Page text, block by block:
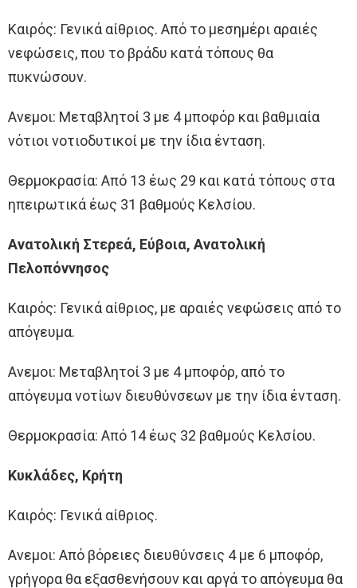
Καιρός: Γενικά αίθριος. Από το μεσημέρι αραιές
νεφώσεις, που το βράδυ κατά τόπους θα
πυκνώσουν.
Ανεμοι: Μεταβλητοί 3 με 4 μποφόρ και βαθμιαία
νότιοι νοτιοδυτικοί με την ίδια ένταση.
Θερμοκρασία: Από 13 έως 29 και κατά τόπους στα
ηπειρωτικά έως 31 βαθμούς Κελσίου.
Ανατολική Στερεά, Εύβοια, Ανατολική
Πελοπόννησος
Καιρός: Γενικά αίθριος, με αραιές νεφώσεις από το
απόγευμα.
Ανεμοι: Μεταβλητοί 3 με 4 μποφόρ, από το
απόγευμα νοτίων διευθύνσεων με την ίδια ένταση.
Θερμοκρασία: Από 14 έως 32 βαθμούς Κελσίου.
Κυκλάδες, Κρήτη
Καιρός: Γενικά αίθριος.
Ανεμοι: Από βόρειες διευθύνσεις 4 με 6 μποφόρ,
γρήγορα θα εξασθενήσουν και αργά το απόγευμα θα